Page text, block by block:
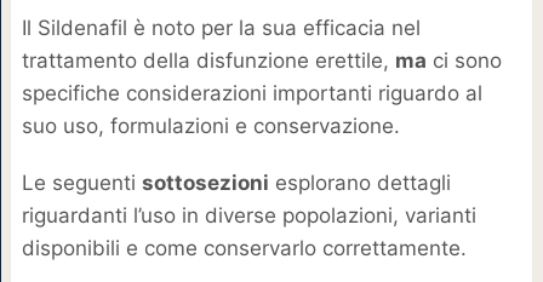
Il Sildenafil è noto per la sua efficacia nel
trattamento della disfunzione erettile, ma ci sono
specifiche considerazioni importanti riguardo al
suo uso, formulazioni e conservazione.
Le seguenti sottosezioni esplorano dettagli
riguardanti l’uso in diverse popolazioni, varianti
disponibili e come conservarlo correttamente.